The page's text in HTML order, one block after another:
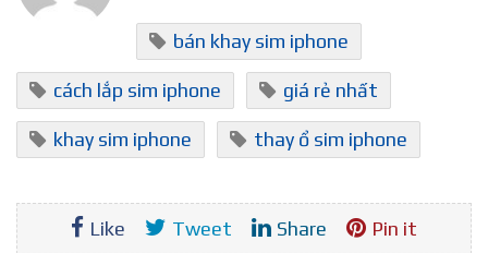
bán khay sim iphone
cách lắp sim iphone giá rẻ nhất
khay sim iphone thay ổ sim iphone
Like Tweet Share Pin it